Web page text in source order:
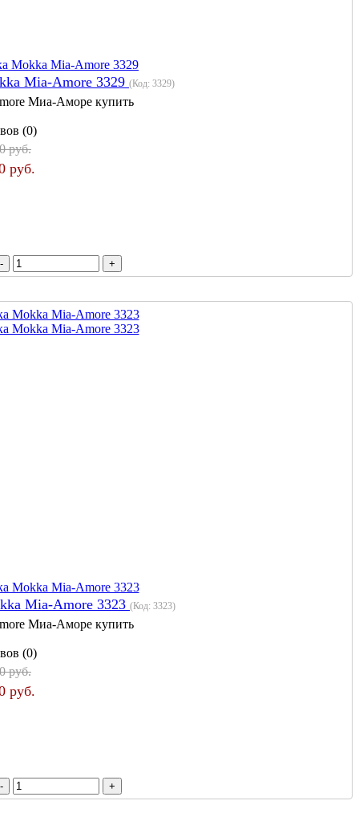
Mia-Amore 3329 (Код: 3329)
Миа-Аморе купить
(0)
руб.
руб.
Mia-Amore 3323 (Код: 3323)
Миа-Аморе купить
(0)
руб.
руб.